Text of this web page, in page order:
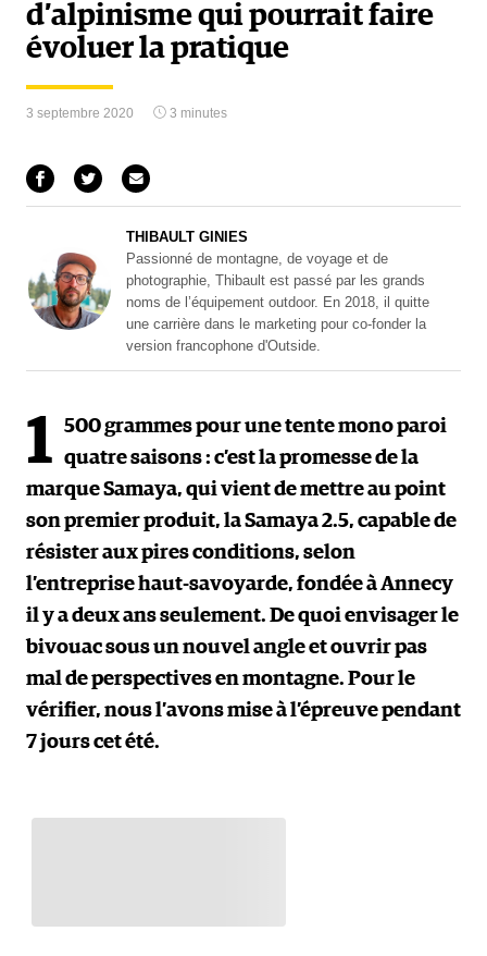
d’alpinisme qui pourrait faire
évoluer la pratique
3 septembre 2020 3 minutes
THIBAULT GINIES
Passionné de montagne, de voyage et de
photographie, Thibault est passé par les grands
noms de l’équipement outdoor. En 2018, il quitte
une carrière dans le marketing pour co-fonder la
version francophone d'Outside.
1 500 grammes pour une tente mono paroi
quatre saisons : c’est la promesse de la
marque Samaya, qui vient de mettre au point
son premier produit, la Samaya 2.5, capable de
résister aux pires conditions, selon
l’entreprise haut-savoyarde, fondée à Annecy
il y a deux ans seulement. De quoi envisager le
bivouac sous un nouvel angle et ouvrir pas
mal de perspectives en montagne. Pour le
vérifier, nous l’avons mise à l’épreuve pendant
7 jours cet été.